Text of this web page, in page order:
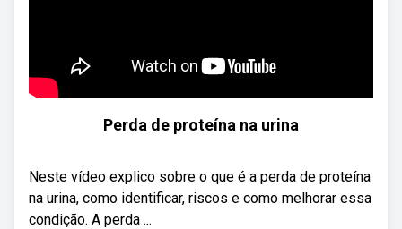
Perda de proteína na urina
Neste vídeo explico sobre o que é a perda de proteína
na urina, como identificar, riscos e como melhorar essa
condição. A perda ...